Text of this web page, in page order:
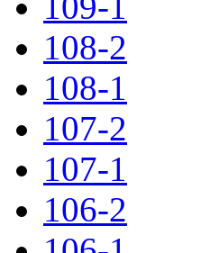
108-2
108-1
107-2
107-1
106-2